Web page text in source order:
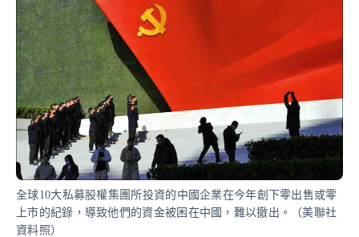
全球10大私募股權集團所投資的中國企業在今年創下零出售或零
上市的紀錄，導致他們的資金被困在中國，難以撤出。（美聯社
資料照）